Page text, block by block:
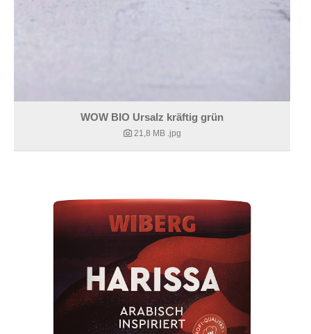
WOW BIO Ursalz kräftig grün
21,8 MB .jpg